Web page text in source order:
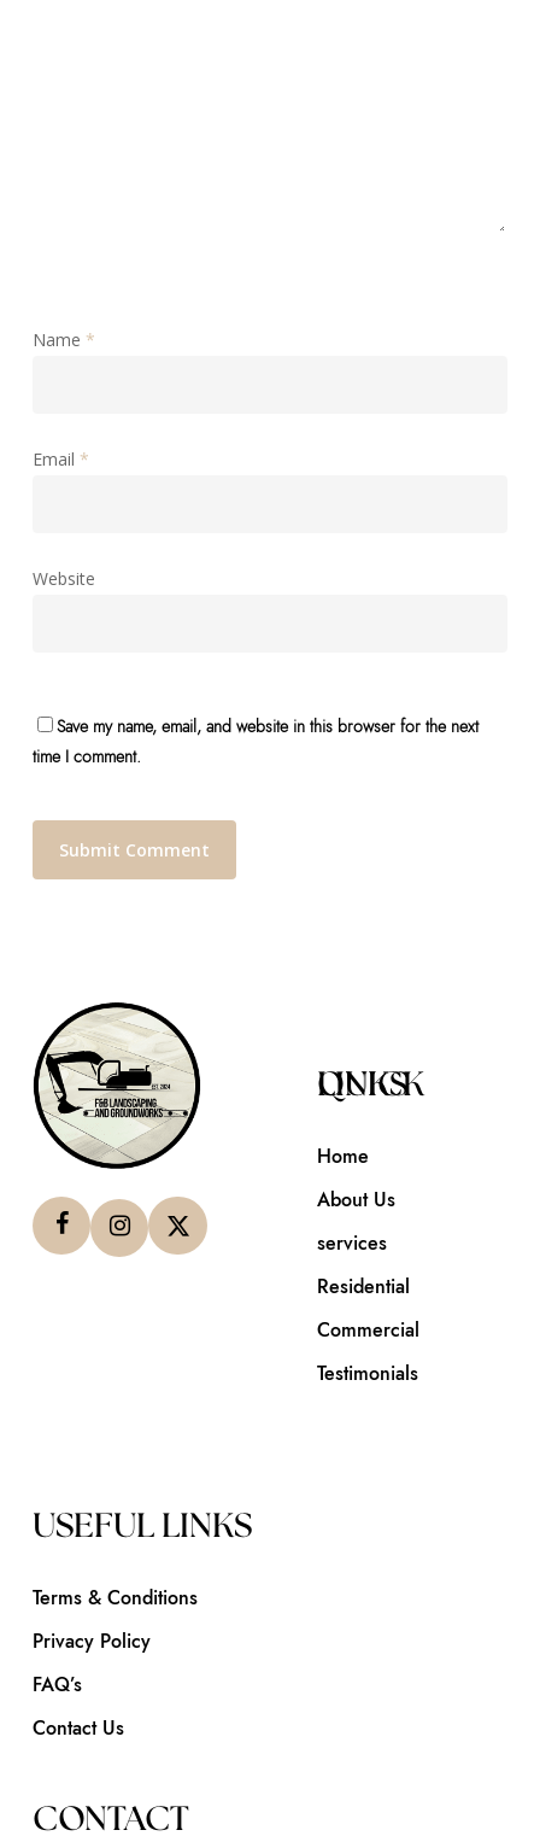
Name *
Email *
Website
Save my name, email, and website in this browser for the next
time I comment.
QUICK LINKS
Home
About Us
services
Residential
Commercial
Testimonials
USEFUL LINKS
Terms & Conditions
Privacy Policy
FAQ’s
Contact Us
CONTACT